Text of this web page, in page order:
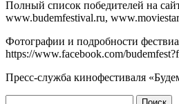
Полный список победителей на
www.budemfestival.ru,
Фотографии и подробности
https://www.facebook.com/
Пресс-служба кинофестиваля